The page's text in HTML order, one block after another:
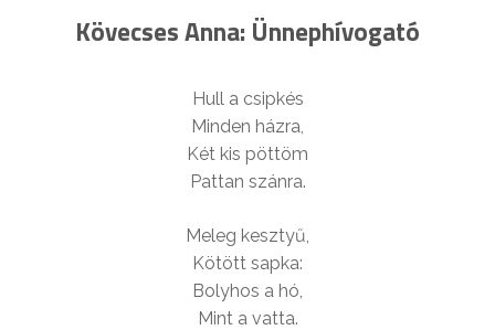
Kövecses Anna: Ünnephívogató
Hull a csipkés
Minden házra,
Két kis pöttöm
Pattan szánra.
Meleg kesztyű,
Kötött sapka:
Bolyhos a hó,
Mint a vatta.